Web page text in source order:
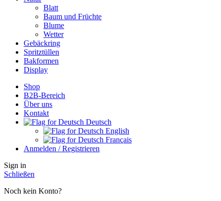
Blatt
Baum und Früchte
Blume
Wetter
Gebäckring
Spritztüllen
Bakformen
Display
Shop
B2B-Bereich
Über uns
Kontakt
Deutsch
English
Français
Anmelden / Registrieren
Sign in
Schließen
Noch kein Konto?